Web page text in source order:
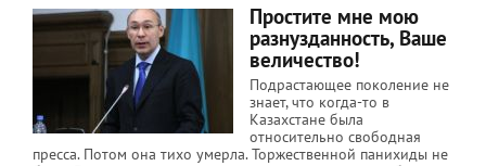
Простите мне мою
разнузданность, Ваше
величество!
Подрастающее поколение не
знает, что когда-то в
Казахстане была
относительно свободная
пресса. Потом она тихо умерла. Торжественной панихиды не